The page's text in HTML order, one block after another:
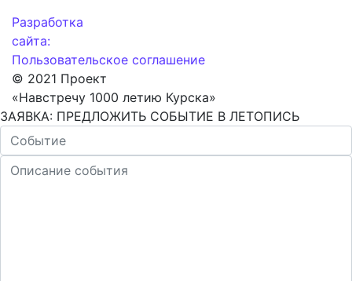
Разработка
сайта:
Пользовательское соглашение
© 2021 Проект
«Навстречу 1000 летию Курска»
ЗАЯВКА: ПРЕДЛОЖИТЬ СОБЫТИЕ В ЛЕТОПИСЬ